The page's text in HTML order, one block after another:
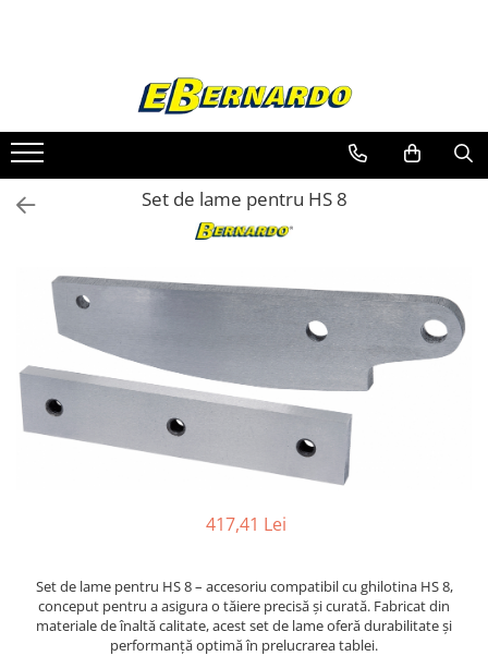
Prelucrare metal
Fierastraie pentru metal
Ferastraie mobile pentru metal
Fierastraie prelucrare metal
Ferastraie orizontale pentru metal
Dispozitive de sudare pentru panze
panglica
Ferastraie automate cu banda si
doua coloane
Ferastraie metal cu banda si taiere
dubla semiautomate
Ferastraie prelucrare metal cu
Strunguri cu cutie de viteze
Strunguri cu surub de ghidare
Strunguri de precizie
Set de lame pentru HS 8
417,41 Lei
Set de lame pentru HS 8 – accesoriu compatibil cu ghilotina HS 8,
conceput pentru a asigura o tăiere precisă și curată. Fabricat din
materiale de înaltă calitate, acest set de lame oferă durabilitate și
performanță optimă în prelucrarea tablei.